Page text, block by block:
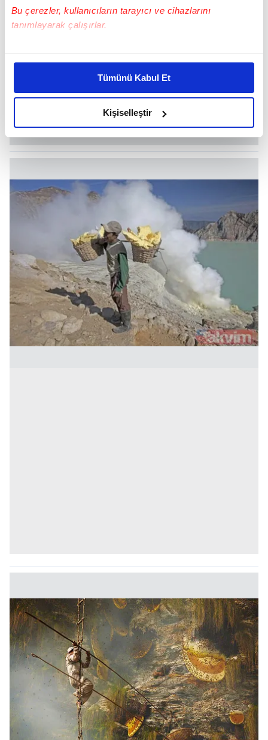
Bu çerezler, kullanıcıların tarayıcı ve cihazlarını
tanımlayarak çalışırlar.
Bu çerezlere izin vermeniz halinde sizlere özel
daha iyi reklam deneyimi yaşatabiliriz. Bunu yaparken
amacımızın size daha iyi bir reklam deneyimi sunmak
olduğunu ve sizlere en iyi içerikleri sunabilmek adına
elimizden gelen çabayı gösterdiğimizi ve bu noktada,
reklamların maliyetlerimizi karşılamak noktasında tek gelir
kalemimiz olduğunu sizlere hatırlatmak isteriz.
Her halükârda, kullanıcılar, bu çerezlere izin vermedikleri
takdirde, kullanıcılara hedefli reklamlar
Sizlere daha iyi bir hizmet sunabilmek için İnternet
Sitemizde kendimize ve üçüncü kişilere ait çerezler
kullanılmaktadır. Bu çerezler vasıtasıyla çeşitli kişisel
verileriniz işlenmekte olup gerekli olan çerezler bilgi
toplumu hizmetlerinin sunulması amacıyla
kullanılmaktadır. Diğer çerezler, sitemizin daha işlevsel
kılınması ve kişiselleştirilmesi ve sizlere yönelik
reklam/pazarlama faaliyetlerinin yapılması, amaçlarıyla
Tümünü Kabul Et
Kişiselleştir